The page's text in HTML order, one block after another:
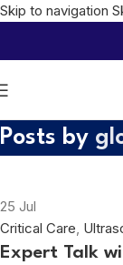
Skip to navigation
Posts by
25 Jul
Critical Care,
Expert Talk